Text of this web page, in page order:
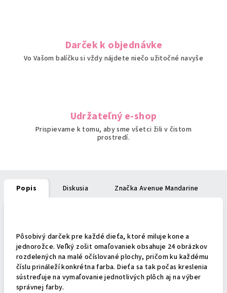
Darček k objednávke
Vo Vašom balíčku si vždy nájdete niečo užitočné navyše
Udržateľný e-shop
Prispievame k tomu, aby sme všetci žili v čistom
prostredí.
Popis Diskusia Značka Avenue Mandarine
Pôsobivý darček pre každé dieťa, ktoré miluje kone a
jednorožce. Veľký zošit omaľovaniek obsahuje 24 obrázkov
rozdelených na malé očíslované plochy, pričom ku každému
číslu prináleží konkrétna farba. Dieťa sa tak počas kreslenia
sústreďuje na vymaľovanie jednotlivých plôch aj na výber
správnej farby.